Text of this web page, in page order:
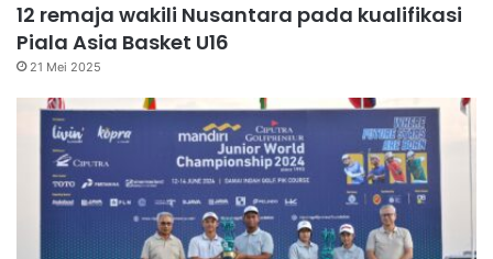
12 remaja wakili Nusantara pada kualifikasi
Piala Asia Basket U16
21 Mei 2025